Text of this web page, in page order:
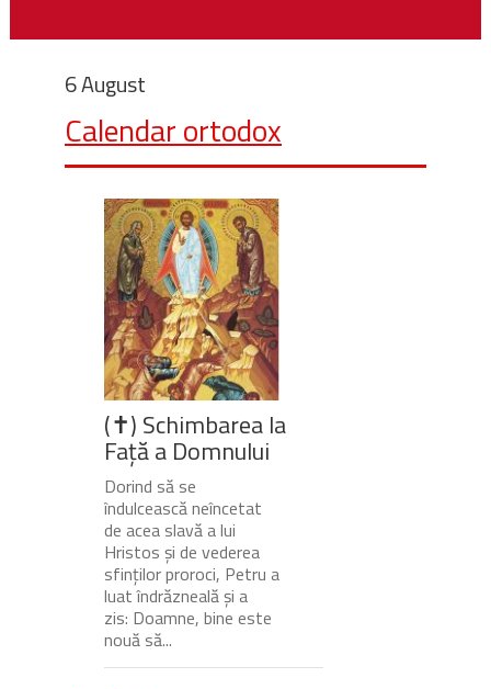
6 August
Calendar ortodox
(✝) Schimbarea la
Față a Domnului
Dorind să se
îndulcească neîncetat
de acea slavă a lui
Hristos și de vederea
sfinților proroci, Petru a
luat îndrăzneală și a
zis: Doamne, bine este
nouă să...